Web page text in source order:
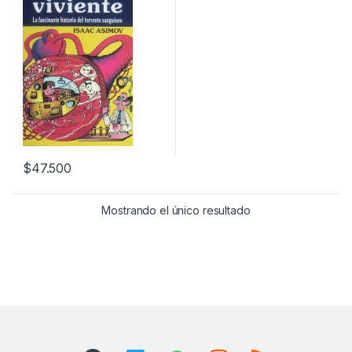
$47.500
Mostrando el único resultado